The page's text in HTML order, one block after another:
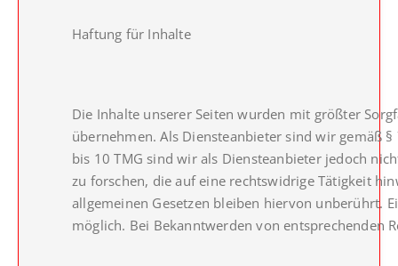
Haftung für Inhalte
Die Inhalte unserer Seiten wurden mit größter
übernehmen. Als Diensteanbieter sind wir gemäß
bis 10 TMG sind wir als Diensteanbieter jedoch
zu forschen, die auf eine rechtswidrige Tätigkeit
allgemeinen Gesetzen bleiben hiervon unberührt.
möglich. Bei Bekanntwerden von entsprechenden